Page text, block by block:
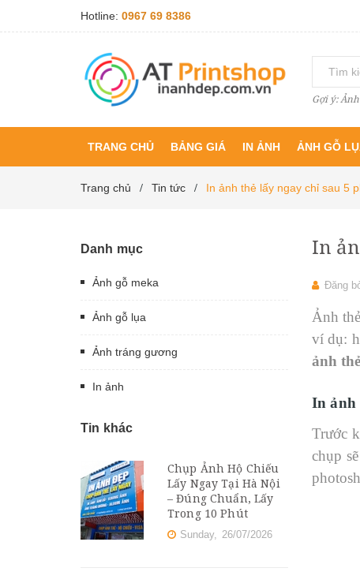
Hotline: 0967 69 8386
Gợi ý:
TRANG CHỦ BẢNG GIÁ IN ẢNH ẢNH GỖ
Trang chủ / Tin tức / In ảnh thẻ lấy ngay chỉ sau 5
In
Đăng
Ảnh
ví dụ:
ảnh
In ảnh
Trước
chụp
Danh mục
Ảnh gỗ meka
Ảnh gỗ lụa
Ảnh tráng gương
In ảnh
Tin khác
Chụp Ảnh Hộ Chiếu
Lấy Ngay Tại Hà Nội
– Đúng Chuẩn, Lấy
Trong 10 Phút
Sunday, 26/07/2026